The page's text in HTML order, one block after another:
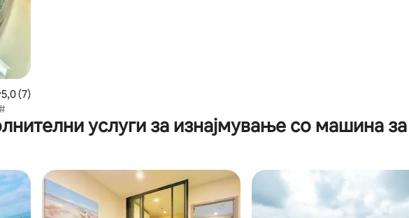
оцена: 5,0 од 5, 7 рецензии
5,0 (7)
услуги за изнајмување со машина